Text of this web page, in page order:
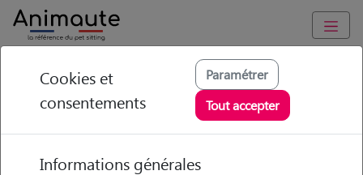
Animaute Provence Alpes Côte d'Azur /Bouches-du-Rhône
Marseille 13e Arrondissement
Océane - Petsitter à
MARSEILLE 13
Cookies et
consentements
Paramétrer
Tout accepter
Informations générales